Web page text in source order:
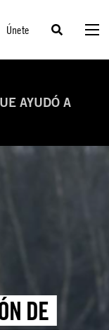
Únete
AYUDÓ A
DE